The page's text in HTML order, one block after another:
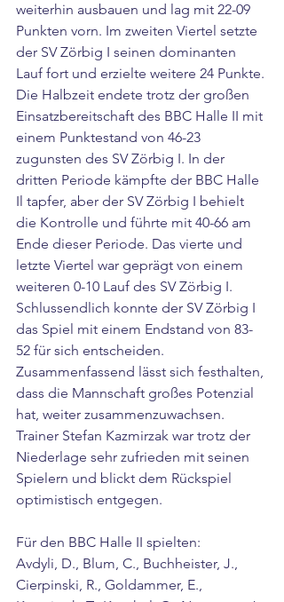
weiterhin ausbauen und lag mit 22-09
Punkten vorn. Im zweiten Viertel setzte
der SV Zörbig I seinen dominanten
Lauf fort und erzielte weitere 24 Punkte.
Die Halbzeit endete trotz der großen
Einsatzbereitschaft des BBC Halle II mit
einem Punktestand von 46-23
zugunsten des SV Zörbig I. In der
dritten Periode kämpfte der BBC Halle
Il tapfer, aber der SV Zörbig I behielt
die Kontrolle und führte mit 40-66 am
Ende dieser Periode. Das vierte und
letzte Viertel war geprägt von einem
weiteren 0-10 Lauf des SV Zörbig I.
Schlussendlich konnte der SV Zörbig I
das Spiel mit einem Endstand von 83-
52 für sich entscheiden.
Zusammenfassend lässt sich festhalten,
dass die Mannschaft großes Potenzial
hat, weiter zusammenzuwachsen.
Trainer Stefan Kazmirzak war trotz der
Niederlage sehr zufrieden mit seinen
Spielern und blickt dem Rückspiel
optimistisch entgegen.
Für den BBC Halle II spielten:
Avdyli, D., Blum, C., Buchheister, J.,
Cierpinski, R., Goldammer, E.,